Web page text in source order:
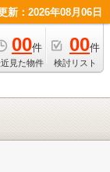
新：2026年08月06日
00件
見た物件
00件
検討リスト